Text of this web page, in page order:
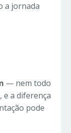
a jornada
— nem todo
e a diferença
pode